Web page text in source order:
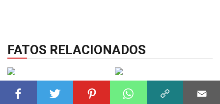
FATOS RELACIONADOS